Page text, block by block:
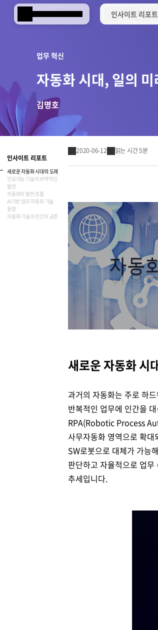
Samsung SDS 인사이트 리포트
AI 전환(AX)
생성형 AI
AI 업무혁신
데이터 분석
삼성SDS 클라
Samsung
매니지드 서비스
클라우드 보안
데이터센터/네
GDC (Global
Brity Works
협업 & 생산성
Brity
업무 자동화
엔터프라이즈
ESG 서비스
디지털 전환 서
디지털 전환 진
디지털 전환 컨
CX 이노베이션
삼성SDS 물류
디지털 물류 혁
글로벌 공급망
글로벌 물류 거
삼성SDS 소개
비전
CEO 소개
연혁
사업장 소개
Awards &
이사회 및 위원
재무정보
IR 행사 & 실적발
주주총회
공시 및 알림
FAQ
ESG 소식
ESG 경영체계
환경/에너지 경
인권경영
사회공헌
언론보도
이슈와 팩트
미디어 갤러리
업무 혁신
자동화 시대, 일의 미
김명호
인사이트 리포트
새로운 자동화 시대의 도래
인공지능 기술의 비약적인
발전
자동화의 발전 흐름
AI기반 업무 자동화 기술
동향
자동화 기술과 인간의 공존
2020-06-12 읽는 시간 5분
새로운 자동화 시
과거의 자동화는 주로 하
반복적인 업무에 인간을
RPA(Robotic Process
사무자동화 영역으로 확
SW로봇으로 대체가 가능
판단하고 자율적으로 업
추세입니다.